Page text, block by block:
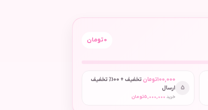
0تومان
5
100,000تومان
تخفیف + 100٪ تخفیف
ارسال
خرید 5,000,000تومان